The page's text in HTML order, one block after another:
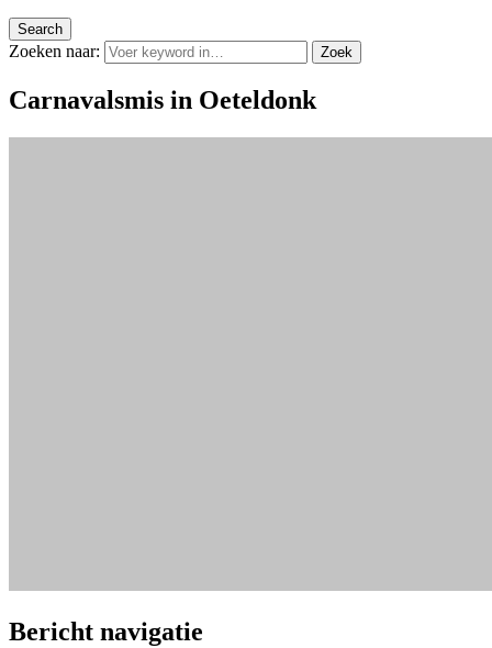
Search
Zoeken naar: Zoek
Carnavalsmis in Oeteldonk
Bericht navigatie